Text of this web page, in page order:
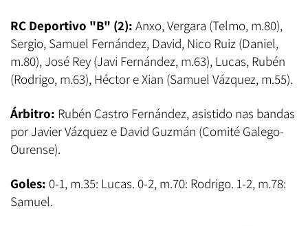
RC Deportivo "B" (2): Anxo, Vergara (Telmo, m.80),
Sergio, Samuel Fernández, David, Nico Ruiz (Daniel,
m.80), José Rey (Javi Fernández, m.63), Lucas, Rubén
(Rodrigo, m.63), Héctor e Xian (Samuel Vázquez, m.55).
Árbitro: Rubén Castro Fernández, asistido nas bandas
por Javier Vázquez e David Guzmán (Comité Galego-
Ourense).
Goles: 0-1, m.35: Lucas. 0-2, m.70: Rodrigo. 1-2, m.78:
Samuel.